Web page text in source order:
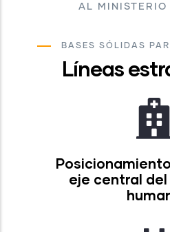
AL MINISTERIO
BASES SÓLIDAS
Líneas
eje central